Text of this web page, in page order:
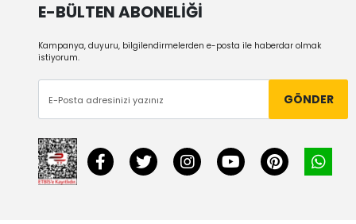
E-BÜLTEN ABONELİĞİ
Kampanya, duyuru, bilgilendirmelerden e-posta ile haberdar olmak
istiyorum.
GÖNDER